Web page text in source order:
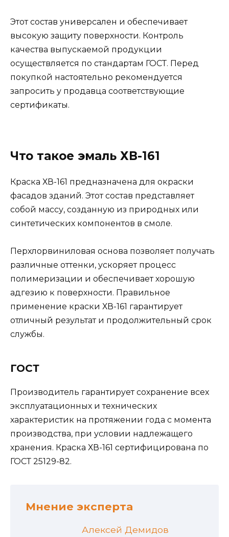
Этот состав универсален и обеспечивает
высокую защиту поверхности. Контроль
качества выпускаемой продукции
осуществляется по стандартам ГОСТ. Перед
покупкой настоятельно рекомендуется
запросить у продавца соответствующие
сертификаты.
Что такое эмаль ХВ-161
Краска ХВ-161 предназначена для окраски
фасадов зданий. Этот состав представляет
собой массу, созданную из природных или
синтетических компонентов в смоле.
Перхлорвиниловая основа позволяет получать
различные оттенки, ускоряет процесс
полимеризации и обеспечивает хорошую
адгезию к поверхности. Правильное
применение краски ХВ-161 гарантирует
отличный результат и продолжительный срок
службы.
ГОСТ
Производитель гарантирует сохранение всех
эксплуатационных и технических
характеристик на протяжении года с момента
производства, при условии надлежащего
хранения. Краска ХВ-161 сертифицирована по
ГОСТ 25129-82.
Мнение эксперта
Алексей Демидов